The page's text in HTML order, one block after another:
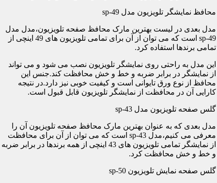
محافظ نمایشگر تلویزیون مدل sp-49
مدل بعدی در لیست بهترین مارک محافظ صفحه تلویزیون،مدل مدل
sp-49 است که می توان از آن برای تمامی تلویزیون های 49 اینچی از
تمامی برندها استفاده کرد.
این مدل به راحتی روی نمایشگر تلویزیون نصب می شود و می تواند
از نمایشگر در برابر ضربه و خط و خش محافظت کند.جنس این
محافظ از نوع ورق تایوانی است و کیفیت خوبی نیز دارد.در نتیجه
کارایی آن در محافظت از نمایشگر تلویزیون قابل قبول است.
گلس صفحه تلویزیون مدل sp-43
مدل بعدی که به عنوان بهترین مارک محافظ صفحه تلویزیون آن را
معرفی می کنیم،مدل sp-43 است که می توان از آن برای محافظت
از نمایشگر تمامی تلویزیون های 43 اینچی از همه برندها در برابر ضربه
و خط و خش محافظت کرد.
گلس صفحه نمایش تلویزیون sp-50